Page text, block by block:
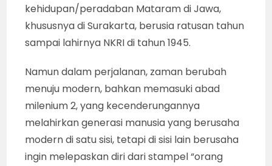
kehidupan/peradaban Mataram di Jawa,
khususnya di Surakarta, berusia ratusan tahun
sampai lahirnya NKRI di tahun 1945.
Namun dalam perjalanan, zaman berubah
menuju modern, bahkan memasuki abad
milenium 2, yang kecenderungannya
melahirkan generasi manusia yang berusaha
modern di satu sisi, tetapi di sisi lain berusaha
ingin melepaskan diri dari stampel “orang